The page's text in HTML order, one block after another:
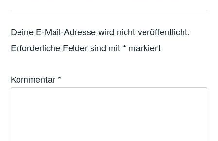
Deine E-Mail-Adresse wird nicht veröffentlicht.
Erforderliche Felder sind mit * markiert
Kommentar *